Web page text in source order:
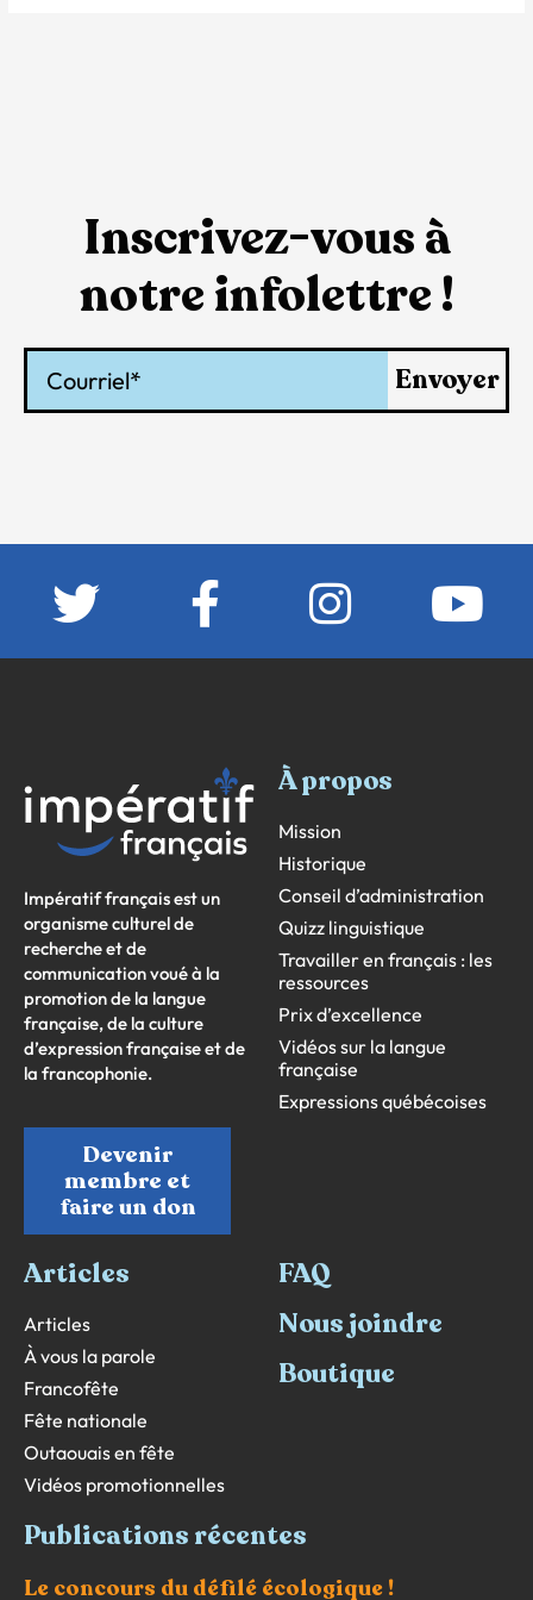
Inscrivez-vous à
notre infolettre !
Envoyer
Impératif français est un
organisme culturel de
recherche et de
communication voué à la
promotion de la langue
française, de la culture
d’expression française et de
la francophonie.
Devenir
membre et
faire un don
À propos
Mission
Historique
Conseil d’administration
Quizz linguistique
Travailler en français : les
ressources
Prix d’excellence
Vidéos sur la langue
française
Expressions québécoises
Articles
Articles
À vous la parole
Francofête
Fête nationale
Outaouais en fête
Vidéos promotionnelles
FAQ
Nous joindre
Boutique
Publications récentes
Le concours du défilé écologique !